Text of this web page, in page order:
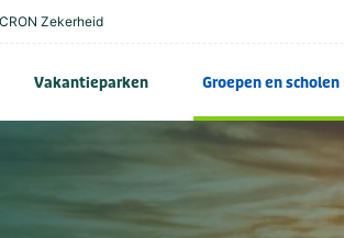
Zekerheid
Vakantieparken Groepen en scholen